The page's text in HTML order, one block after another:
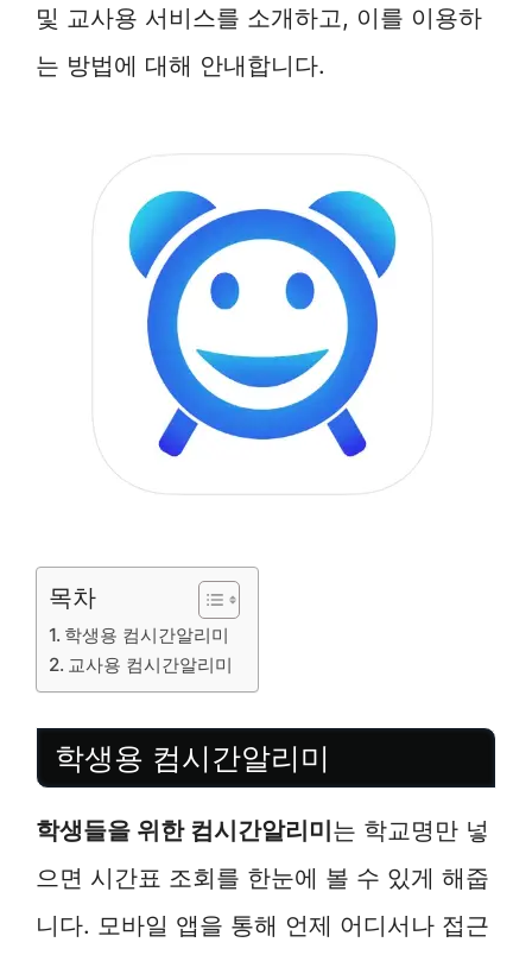
및 교사용 서비스를 소개하고, 이를 이용하
는 방법에 대해 안내합니다.
목차
학생용 컴시간알리미
교사용 컴시간알리미
학생용 컴시간알리미
학생들을 위한 컴시간알리미는 학교명만 넣
으면 시간표 조회를 한눈에 볼 수 있게 해줍
니다. 모바일 앱을 통해 언제 어디서나 접근